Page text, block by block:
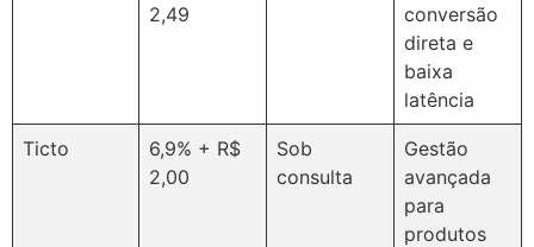
2,49
conversão
direta e
baixa
latência
Ticto
6,9% + R$
2,00
Sob
consulta
Gestão
avançada
para
produtos